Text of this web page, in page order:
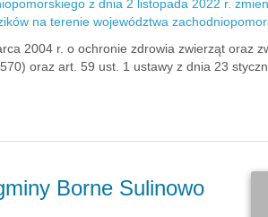
2004 r. o ochronie zdrowia zwierząt oraz
oraz art. 59 ust. 1 ustawy z dnia 23
Borne Sulinowo